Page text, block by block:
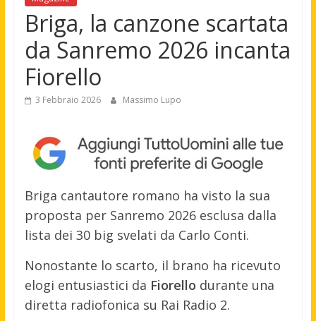
Briga, la canzone scartata
da Sanremo 2026 incanta
Fiorello
3 Febbraio 2026 Massimo Lupo
Briga cantautore romano ha visto la sua
proposta per Sanremo 2026 esclusa dalla
lista dei 30 big svelati da Carlo Conti.
Nonostante lo scarto, il brano ha ricevuto
elogi entusiastici da Fiorello durante una
diretta radiofonica su Rai Radio 2.